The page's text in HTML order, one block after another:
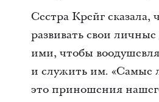
Сестра Крейг
развивать свои
ими, чтобы
и служить им. «Самые
это приношения